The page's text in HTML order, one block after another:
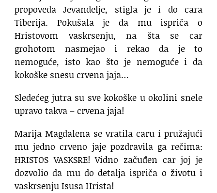
propoveda Jevanđelje, stigla je i do cara
Tiberija. Pokušala je da mu ispriča o
Hristovom vaskrsenju, na šta se car
grohotom nasmejao i rekao da je to
nemoguće, isto kao što je nemoguće i da
kokoške snesu crvena jaja…
Sledećeg jutra su sve kokoške u okolini snele
upravo takva – crvena jaja!
Marija Magdalena se vratila caru i pružajući
mu jedno crveno jaje pozdravila ga rečima:
HRISTOS VASKSRE! Vidno začuđen car joj je
dozvolio da mu do detalja ispriča o životu i
vaskrsenju Isusa Hrista!